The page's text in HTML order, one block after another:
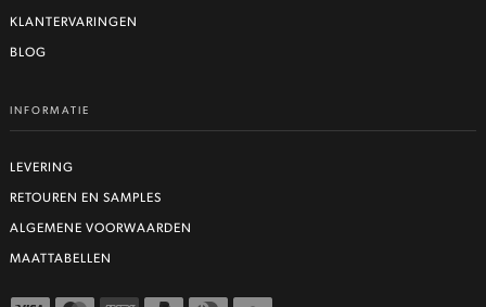
KLANTERVARINGEN
BLOG
INFORMATIE
LEVERING
RETOUREN EN SAMPLES
ALGEMENE VOORWAARDEN
MAATTABELLEN